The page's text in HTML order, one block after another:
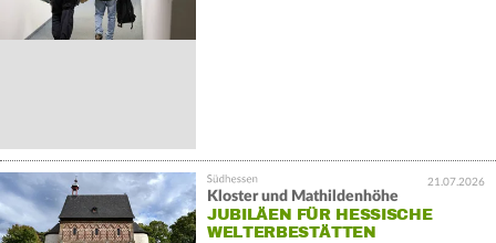
21.07.2026
Kloster und Mathildenhöhe
JUBILÄEN FÜR HESSISCHE
WELTERBESTÄTTEN